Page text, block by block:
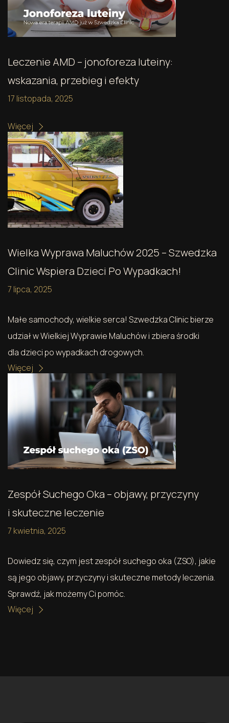
Leczenie AMD – jonoforeza luteiny:
wskazania, przebieg i efekty
17 listopada, 2025
Więcej
Wielka Wyprawa Maluchów 2025 – Szwedzka
Clinic Wspiera Dzieci Po Wypadkach!
7 lipca, 2025
Małe samochody, wielkie serca! Szwedzka Clinic bierze
udział w Wielkiej Wyprawie Maluchów i zbiera środki
dla dzieci po wypadkach drogowych.
Więcej
Zespół Suchego Oka – objawy, przyczyny
i skuteczne leczenie
7 kwietnia, 2025
Dowiedz się, czym jest zespół suchego oka (ZSO), jakie
są jego objawy, przyczyny i skuteczne metody leczenia.
Sprawdź, jak możemy Ci pomóc.
Więcej